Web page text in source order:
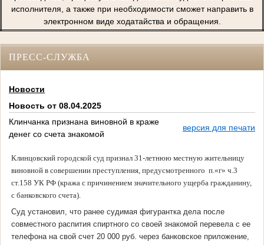
исполнителя, а также при необходимости сможет направить в
электронном виде ходатайства и обращения.
ПРЕСС-СЛУЖБА
Новости
Новость от 08.04.2025
Клинчанка признана виновной в краже
денег со счета знакомой
версия для печати
Клинцовский городской суд признал 31-летнюю местную жительницу
виновной в совершении преступления, предусмотренного п.«г» ч.3
ст.158 УК РФ (кража с причинением значительного ущерба гражданину,
с банковского счета).
Суд установил, что ранее судимая фигурантка дела после
совместного распития спиртного со своей знакомой перевела с ее
телефона на свой счет 20 000 руб. через банковское приложение,